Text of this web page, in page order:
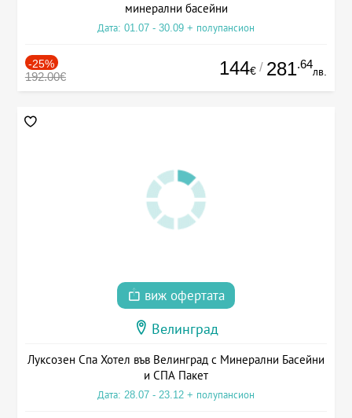
минерални басейни
Дата: 01.07 - 30.09 + полупансион
-25%
192.00€ 144€ / 281.64
лв.
виж офертата
Велинград
Луксозен Спа Хотел във Велинград с Минерални Басейни
и СПА Пакет
Дата: 28.07 - 23.12 + полупансион